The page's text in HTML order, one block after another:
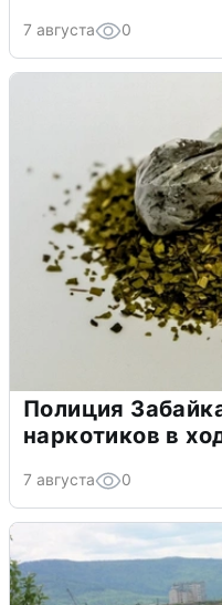
7 августа 0
Полиция
наркотиков в
7 августа 0